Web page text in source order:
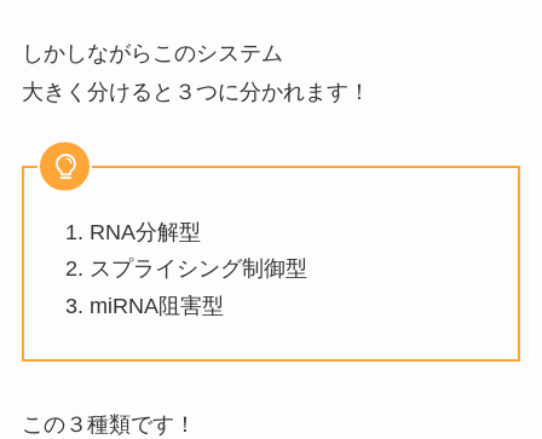
しかしながらこのシステム
大きく分けると３つに分かれます！
RNA分解型
スプライシング制御型
miRNA阻害型
この３種類です！